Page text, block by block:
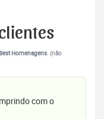
Best Homenagens. (não
com o